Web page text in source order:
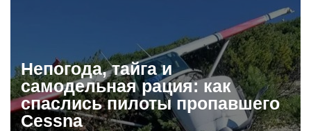
Непогода, тайга и
самодельная рация: как
спаслись пилоты пропавшего
Cessna